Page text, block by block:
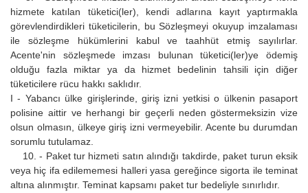
hizmete katılan tüketici(ler), kendi adlarına kayıt yaptırmakla
görevlendirdikleri tüketicilerin, bu Sözleşmeyi okuyup imzalaması
ile sözleşme hükümlerini kabul ve taahhüt etmiş sayılırlar.
Acente'nin sözleşmede imzası bulunan tüketici(ler)ye ödemiş
olduğu fazla miktar ya da hizmet bedelinin tahsili için diğer
tüketicilere rücu hakkı saklıdır.
I - Yabancı ülke girişlerinde, giriş izni yetkisi o ülkenin pasaport
polisine aittir ve herhangi bir geçerli neden göstermeksizin vize
olsun olmasın, ülkeye giriş izni vermeyebilir. Acente bu durumdan
sorumlu tutulamaz.
10. - Paket tur hizmeti satın alındığı takdirde, paket turun eksik
veya hiç ifa edilememesi halleri yasa gereğince sigorta ile teminat
altına alınmıştır. Teminat kapsamı paket tur bedeliyle sınırlıdır.